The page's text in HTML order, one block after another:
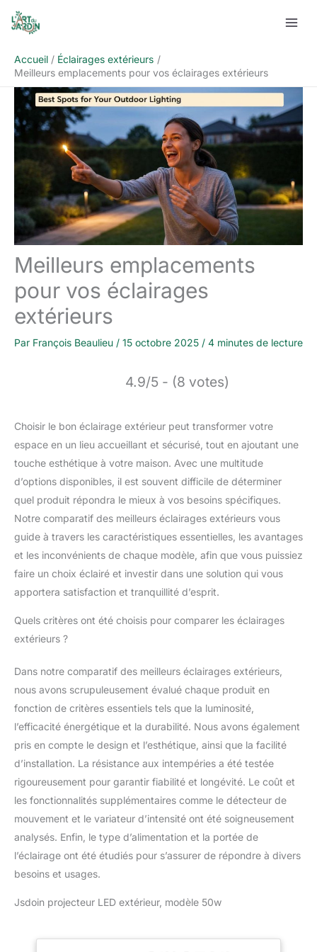
Aller
Accueil
Éclairages extérieurs
Meilleurs emplacements pour vos éclairages extérieurs
Meilleurs emplacements
pour vos éclairages
extérieurs
Par François Beaulieu / 15 octobre 2025 / 4 minutes de lecture
4.9/5 - (8 votes)
Choisir le bon éclairage extérieur peut transformer votre
espace en un lieu accueillant et sécurisé, tout en ajoutant une
touche esthétique à votre maison. Avec une multitude
d’options disponibles, il est souvent difficile de déterminer
quel produit répondra le mieux à vos besoins spécifiques.
Notre comparatif des meilleurs éclairages extérieurs vous
guide à travers les caractéristiques essentielles, les avantages
et les inconvénients de chaque modèle, afin que vous puissiez
faire un choix éclairé et investir dans une solution qui vous
apportera satisfaction et tranquillité d’esprit.
Quels critères ont été choisis pour comparer les éclairages
extérieurs ?
Dans notre comparatif des meilleurs éclairages extérieurs,
nous avons scrupuleusement évalué chaque produit en
fonction de critères essentiels tels que la luminosité,
l’efficacité énergétique et la durabilité. Nous avons également
pris en compte le design et l’esthétique, ainsi que la facilité
d’installation. La résistance aux intempéries a été testée
rigoureusement pour garantir fiabilité et longévité. Le coût et
les fonctionnalités supplémentaires comme le détecteur de
mouvement et le variateur d’intensité ont été soigneusement
analysés. Enfin, le type d’alimentation et la portée de
l’éclairage ont été étudiés pour s’assurer de répondre à divers
besoins et usages.
Jsdoin projecteur LED extérieur, modèle 50w
Rechercher